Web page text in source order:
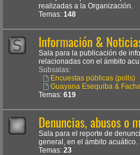
realizadas a la Organización.
Temas: 148
Información &
Sala para la publicación de
relacionadas con el ámbito
Subsalas:
Encuestas públicas (polls)
Guayana Esequiba &
Temas: 619
Denuncias, abusos o
Sala para el reporte de
general, en el ámbito acuático.
Temas: 23